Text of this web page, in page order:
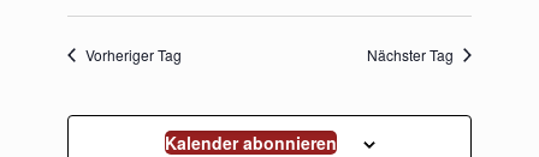
Vorheriger Tag Nächster Tag
Kalender abonnieren